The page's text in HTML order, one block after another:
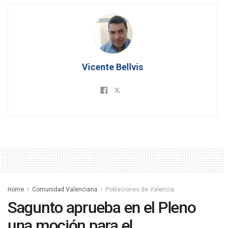
Vicente Bellvis
Home Comunidad Valenciana Poblaciones de Valencia
Sagunto aprueba en el Pleno